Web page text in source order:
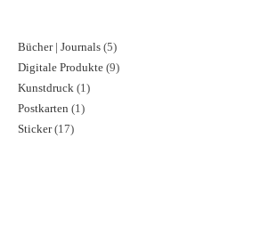
Bücher | Journals 55
Produkte
Digitale Produkte 99
Kunstdruck 1 1
Postkarten 1 1
Sticker 1717